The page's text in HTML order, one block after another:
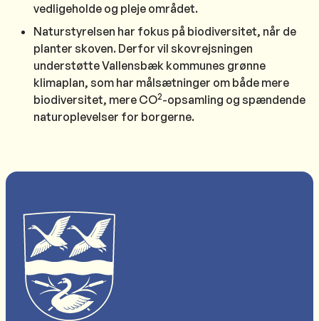
vedligeholde og pleje området.
Naturstyrelsen har fokus på biodiversitet, når de
planter skoven. Derfor vil skovrejsningen
understøtte Vallensbæk kommunes grønne
klimaplan, som har målsætninger om både mere
biodiversitet, mere CO2-opsamling og spændende
naturoplevelser for borgerne.